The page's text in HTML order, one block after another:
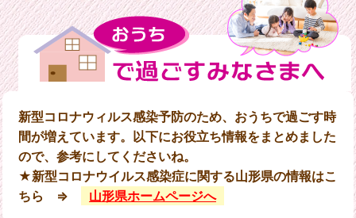
新型コロナウィルス感染予防のため、おうちで過ごす時
間が増えています。以下にお役立ち情報をまとめました
ので、参考にしてくださいね。
★新型コロナウイルス感染症に関する山形県の情報はこ
ちら ⇒
山形県ホームページへ